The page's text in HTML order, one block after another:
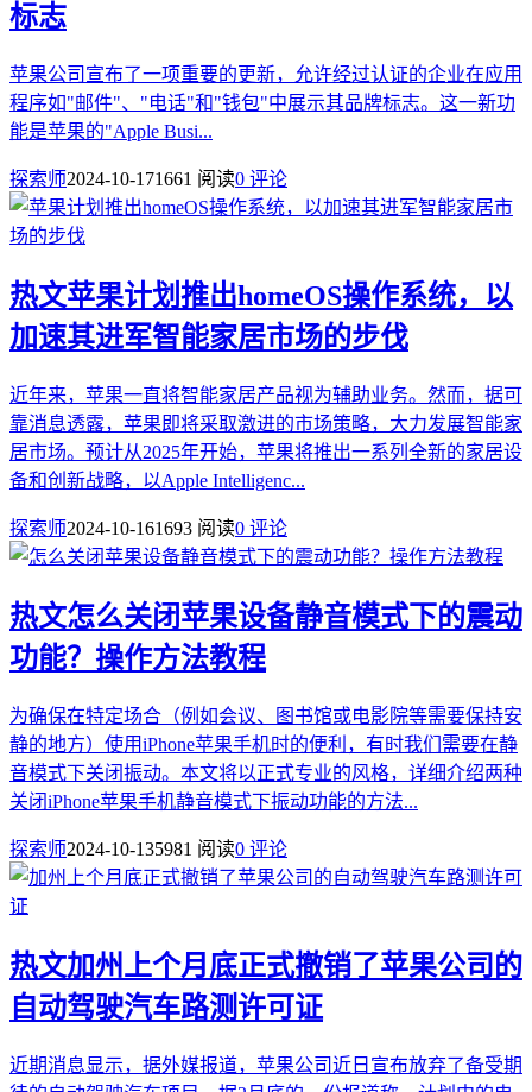
标志
苹果公司宣布了一项重要的更新，允许经过认证的企业在应用
程序如"邮件"、"电话"和"钱包"中展示其品牌标志。这一新功
能是苹果的"Apple Busi...
探索师2024-10-171661 阅读0 评论
热文苹果计划推出homeOS操作系统，以
加速其进军智能家居市场的步伐
近年来，苹果一直将智能家居产品视为辅助业务。然而，据可
靠消息透露，苹果即将采取激进的市场策略，大力发展智能家
居市场。预计从2025年开始，苹果将推出一系列全新的家居设
备和创新战略，以Apple Intelligenc...
探索师2024-10-161693 阅读0 评论
热文怎么关闭苹果设备静音模式下的震动
功能？操作方法教程
为确保在特定场合（例如会议、图书馆或电影院等需要保持安
静的地方）使用iPhone苹果手机时的便利，有时我们需要在静
音模式下关闭振动。本文将以正式专业的风格，详细介绍两种
关闭iPhone苹果手机静音模式下振动功能的方法...
探索师2024-10-135981 阅读0 评论
热文加州上个月底正式撤销了苹果公司的
自动驾驶汽车路测许可证
近期消息显示，据外媒报道，苹果公司近日宣布放弃了备受期